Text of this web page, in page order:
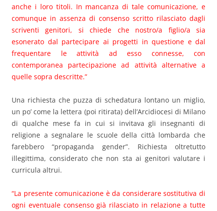
anche i loro titoli. In mancanza di tale comunicazione, e
comunque in assenza di consenso scritto rilasciato dagli
scriventi genitori, si chiede che nostro/a figlio/a sia
esonerato dal partecipare ai progetti in questione e dal
frequentare le attività ad esso connesse, con
contemporanea partecipazione ad attività alternative a
quelle sopra descritte.”
Una richiesta che puzza di schedatura lontano un miglio,
un po’ come la lettera (poi ritirata) dell’Arcidiocesi di Milano
di qualche mese fa in cui si invitava gli insegnanti di
religione a segnalare le scuole della città lombarda che
farebbero “propaganda gender”. Richiesta oltretutto
illegittima, considerato che non sta ai genitori valutare i
curricula altrui.
“La presente comunicazione è da considerare sostitutiva di
ogni eventuale consenso già rilasciato in relazione a tutte